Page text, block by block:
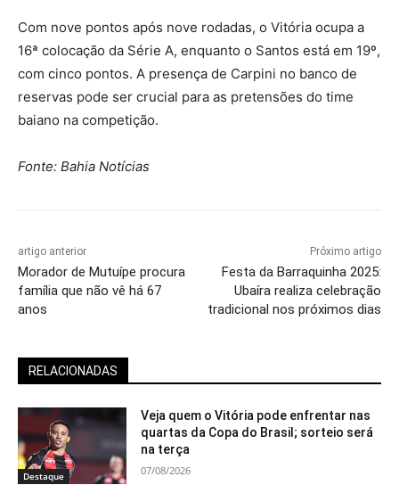
Com nove pontos após nove rodadas, o Vitória ocupa a
16ª colocação da Série A, enquanto o Santos está em 19º,
com cinco pontos. A presença de Carpini no banco de
reservas pode ser crucial para as pretensões do time
baiano na competição.
Fonte: Bahia Notícias
artigo anterior
Morador de Mutuípe procura
família que não vê há 67
anos
Próximo artigo
Festa da Barraquinha 2025:
Ubaíra realiza celebração
tradicional nos próximos dias
RELACIONADAS
Destaque
Veja quem o Vitória pode enfrentar nas
quartas da Copa do Brasil; sorteio será
na terça
07/08/2026